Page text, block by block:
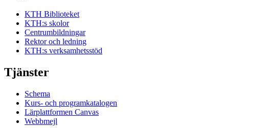
KTH Biblioteket
KTH:s skolor
Centrumbildningar
Rektor och ledning
KTH:s verksamhetsstöd
Tjänster
Schema
Kurs- och programkatalogen
Lärplattformen Canvas
Webbmejl